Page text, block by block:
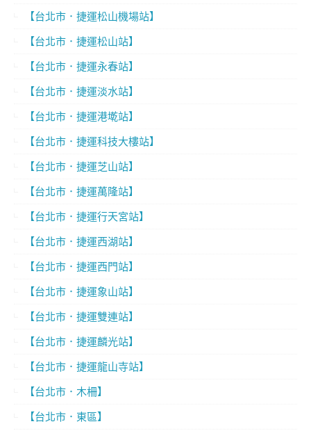
【台北市．捷運松山機場站】
【台北市．捷運松山站】
【台北市．捷運永春站】
【台北市．捷運淡水站】
【台北市．捷運港墘站】
【台北市．捷運科技大樓站】
【台北市．捷運芝山站】
【台北市．捷運萬隆站】
【台北市．捷運行天宮站】
【台北市．捷運西湖站】
【台北市．捷運西門站】
【台北市．捷運象山站】
【台北市．捷運雙連站】
【台北市．捷運麟光站】
【台北市．捷運龍山寺站】
【台北市．木柵】
【台北市．東區】